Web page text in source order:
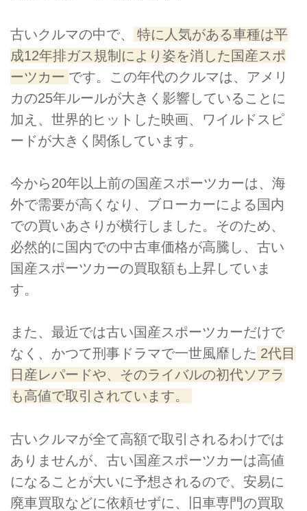
古いクルマの中で、
特に人気がある車種は平
成12年排ガス規制により姿を消した国産スポ
ーツカー です。この年代のクルマは、アメリ
カの25年ルールが大きく影響していることに
加え、世界的ヒットした映画、ワイルドスピ
ードが大きく関係しています。
今から20年以上前の国産スポーツカーは、海
外で需要が高くなり、ブローカーによる国内
での買いあさりが横行しました。そのため、
必然的に国内での中古車価格が高騰し、古い
国産スポーツカーの買取額も上昇していま
す。
また、最近では古い国産スポーツカーだけで
なく、かつて刑事ドラマで一世風靡した 2代目
日産レパードや、そのライバルの初代ソアラ
も高値で取引されています。
古いクルマが全て高額で取引されるわけでは
ありませんが、古い国産スポーツカーは高値
になることが大いに予想されるので、安易に
廃車買取などに依頼せずに、旧車専門の買取